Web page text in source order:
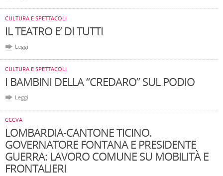
CULTURA E SPETTACOLI
IL TEATRO E’ DI TUTTI
Leggi
CULTURA E SPETTACOLI
I BAMBINI DELLA “CREDARO” SUL PODIO
Leggi
CCCVA
LOMBARDIA-CANTONE TICINO.
GOVERNATORE FONTANA E PRESIDENTE
GUERRA: LAVORO COMUNE SU MOBILITÀ E
FRONTALIERI